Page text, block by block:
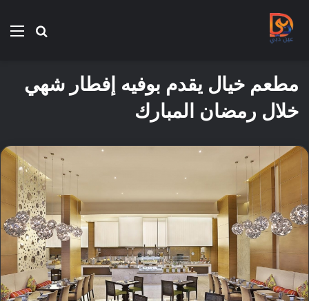
بحث
مطعم خيال يقدم بوفيه إفطار شهي
خلال رمضان المبارك